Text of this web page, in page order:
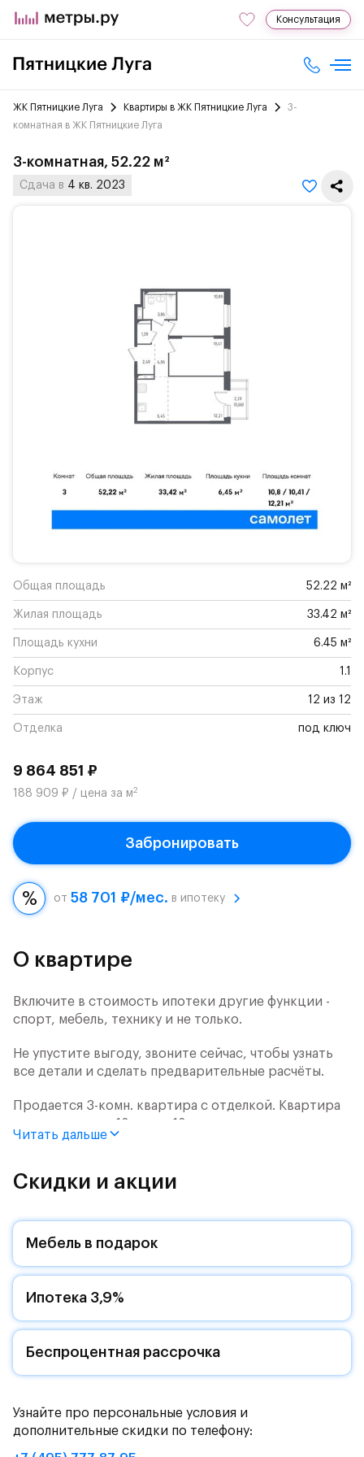
Консультация
ЖК Пятницкие Луга Квартиры в ЖК Пятницкие Луга
3-
комнатная в ЖК Пятницкие Луга
3-комнатная, 52.22 м²
Сдача в 4 кв. 2023
Общая площадь 52.22 м²
Жилая площадь 33.42 м²
Площадь кухни 6.45 м²
Корпус 1.1
Этаж 12 из 12
Отделка под ключ
9 864 851 ₽
188 909 ₽ / цена за м2
Забронировать
от 58 701 ₽/мес. в ипотеку
О квартире
Включите в стоимость ипотеки другие функции -
спорт, мебель, технику и не только.
Не упустите выгоду, звоните сейчас, чтобы узнать
все детали и сделать предварительные расчёты.
Продается 3-комн. квартира с отделкой. Квартира
расположена на 12 этаже 12 этажного монолитного
дома (Корпус 1.1, Секция 9) в ЖК «Пятницкие Луга»
Цена указана с учетом готовой отделки и кухни.
Жилой комплекс в городском округе
Солнечногорск, рядом с Захаринской поймой и
Митинским лесопарком.
Путь до МКАД на автомобиле займет - 15 минут по
Пятницкому шоссе: специально для жителей будет
обустроен собственный выезд на новую магистраль.
Дорога до метро «Пятницкое шоссе» займет 12
минут на автомобиле или полчаса на автобусе -
общественного транспорта.
Комфортные монолитные дома высотой 11-12 этажей
Читать дальше
Скидки и акции
Мебель в подарок
Ипотека 3,9%
Беспроцентная рассрочка
Узнайте про персональные условия и
дополнительные скидки по телефону: